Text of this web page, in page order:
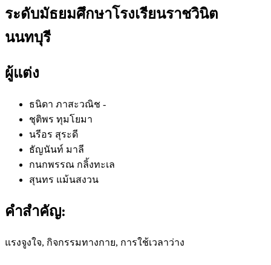
ระดับมัธยมศึกษาโรงเรียนราชวินิต
นนทบุรี
ผู้แต่ง
ธนิดา ภาสะวณิช -
ชุติพร ทุมโยมา
นรีอร สุระดี
ธัญนันท์ มาลี
กนกพรรณ กลิ้งทะเล
สุนทร แม้นสงวน
คำสำคัญ:
แรงจูงใจ, กิจกรรมทางกาย, การใช้เวลาว่าง